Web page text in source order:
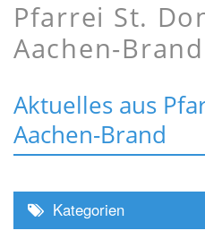
Pfarrei St.
Aachen-Brand
Aktuelles aus
Aachen-Brand
Kategorien